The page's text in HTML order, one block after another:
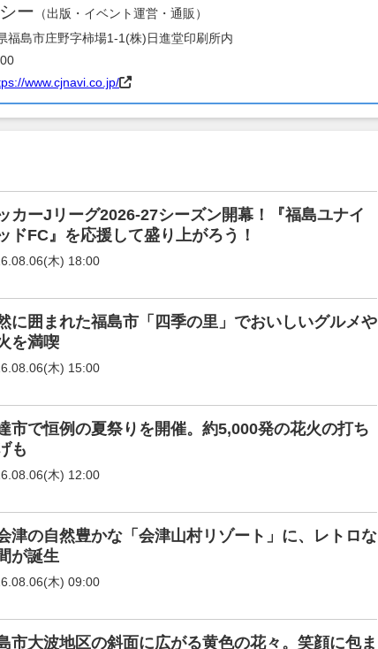
ー （出版・イベント運営・通販）
福島市庄野字柿場1-1(株)日進堂印刷所内
www.cjnavi.co.jp/
カーJリーグ2026-27シーズン開幕！『福島ユナイ
ドFC』を応援して盛り上がろう！
木) 18:00
に囲まれた福島市「四季の里」でおいしいグルメや
を満喫
木) 15:00
市で恒例の夏祭りを開催。約5,000発の花火の打ち
も
木) 12:00
津の自然豊かな「会津山村リゾート」に、レトロな
が誕生
木) 09:00
市大波地区の斜面に広がる黄色の花々。笑顔に包ま